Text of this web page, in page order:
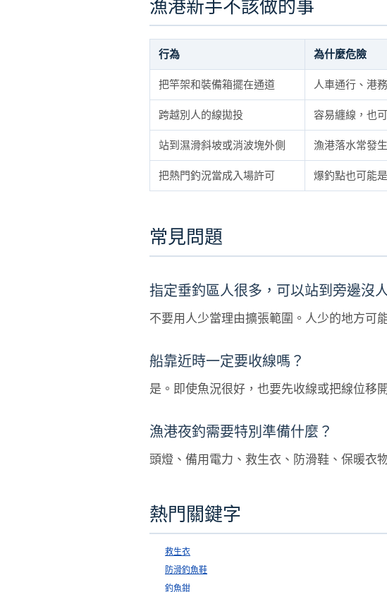
漁港新手不該做的事
行為 為什麼危險
把竿架和裝備箱擺在通道 人車通行、港
跨越別人的線拋投 容易纏線，也
站到濕滑斜坡或消波塊外側 漁港落水常發
把熱門釣況當成入場許可 爆釣點也可能
常見問題
指定垂釣區人很多，可以站到旁邊沒
不要用人少當理由擴張範圍。人少的地方可
船靠近時一定要收線嗎？
是。即使魚況很好，也要先收線或把線位移
漁港夜釣需要特別準備什麼？
頭燈、備用電力、救生衣、防滑鞋、保暖衣
熱門關鍵字
救生衣
防滑釣魚鞋
釣魚鉗